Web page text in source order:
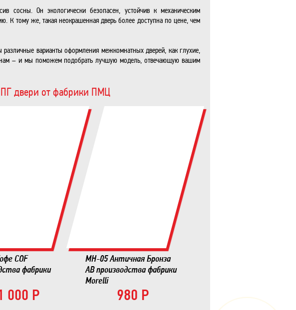
сосны. Он экологически безопасен, устойчив к механическим
К тому же, такая неокрашенная дверь более доступна по цене, чем
различные варианты оформления межкомнатных дверей, как глухие,
– и мы поможем подобрать лучшую модель, отвечающую вашим
двери от фабрики ПМЦ
COF
фабрики
000 Р
MH-05 Античная Бронза
AB производства фабрики
Morelli
980 Р